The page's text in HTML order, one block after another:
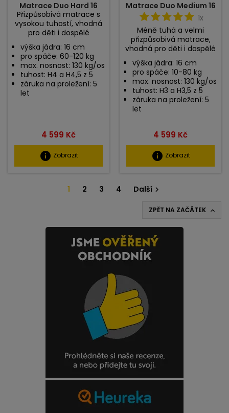
Matrace Duo Hard 16
Přizpůsobivá matrace s
vysokou tuhostí, vhodná
pro děti i dospělé
výška jádra: 16 cm
pro spáče: 60-120 kg
max. nosnost: 130 kg/os
tuhost: H4 a H4,5 z 5
záruka na proležení: 5
let
Cena
4 599 Kč
info Zobrazit
Matrace Duo Medium 16
1x
Méně tuhá a velmi
přizpůsobivá matrace,
vhodná pro děti i dospělé
výška jádra: 16 cm
pro spáče: 10-80 kg
max. nosnost: 130 kg/os
tuhost: H3 a H3,5 z 5
záruka na proležení: 5
let
Cena
4 599 Kč
info Zobrazit
1 2 3 4 Další 
ZPĚT NA ZAČÁTEK 